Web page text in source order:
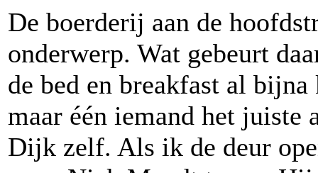
De boerderij aan de
onderwerp. Wat gebeurt
de bed en breakfast al
maar één iemand het
Dijk zelf. Als ik de deur